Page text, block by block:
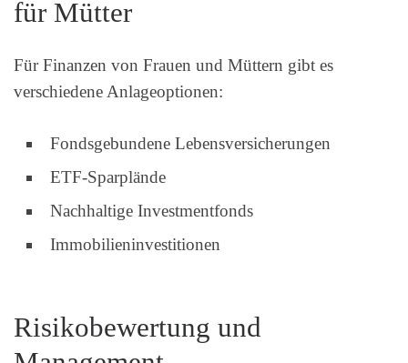
für Mütter
Für Finanzen von Frauen und Müttern gibt es
verschiedene Anlageoptionen:
Fondsgebundene Lebensversicherungen
ETF-Sparplände
Nachhaltige Investmentfonds
Immobilieninvestitionen
Risikobewertung und